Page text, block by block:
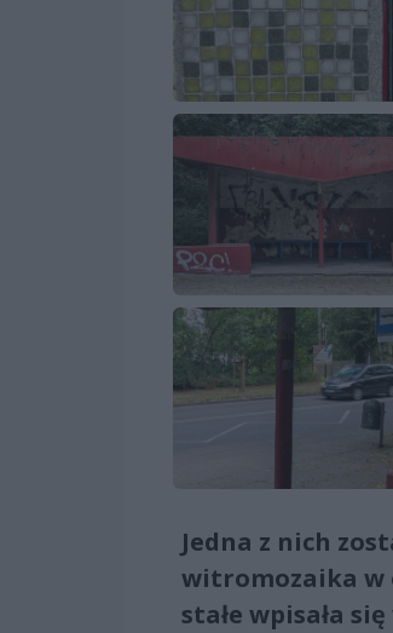
Jedna z nich
witromozaika w
stałe wpisała